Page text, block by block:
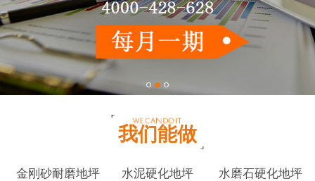
我们能做
金刚砂耐磨地坪 水泥硬化地坪
水磨石硬化地坪